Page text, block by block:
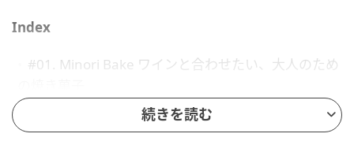
Index
#01. Minori Bake ワインと合わせたい、大人のため
#02. aniko enoshima イタリア・マルケ州の郷土料
理に出会える
続きを読む